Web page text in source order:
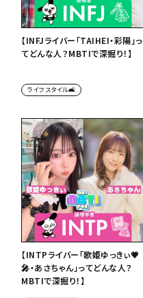
【INFJライバー「TAIHEI・彩陽」っ
てどんな人？MBTIで深掘り！】
ライフスタイル🛋
【INTPライバー「歌姫ゆっきぃ💗
🎤・あさちゃん」ってどんな人？
MBTIで深掘り！】